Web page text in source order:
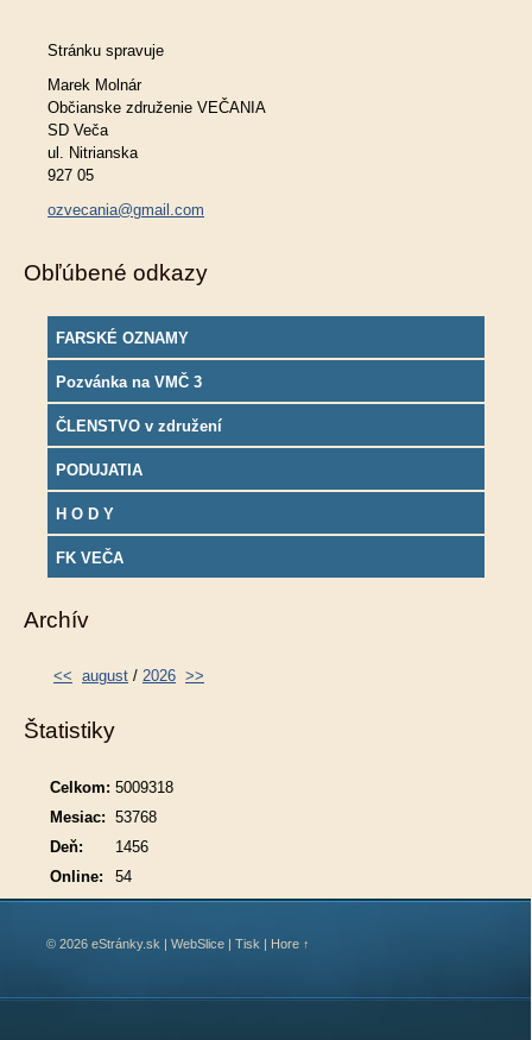
Stránku spravuje
Marek Molnár
Občianske združenie VEČANIA
SD Veča
ul. Nitrianska
927 05
ozvecania@gmail.com
Obľúbené odkazy
FARSKÉ OZNAMY
Pozvánka na VMČ 3
ČLENSTVO v združení
PODUJATIA
H O D Y
FK VEČA
Archív
<< august / 2026 >>
Štatistiky
Online: 54
Celkom: 5009318
Mesiac: 53768
Deň:
1456
© 2026 eStránky.sk | WebSlice | Tisk | Hore ↑